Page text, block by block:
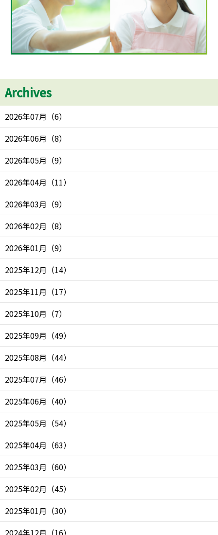
Archives
2026年07月 （6）
2026年06月 （8）
2026年05月 （9）
2026年04月 （11）
2026年03月 （9）
2026年02月 （8）
2026年01月 （9）
2025年12月 （14）
2025年11月 （17）
2025年10月 （7）
2025年09月 （49）
2025年08月 （44）
2025年07月 （46）
2025年06月 （40）
2025年05月 （54）
2025年04月 （63）
2025年03月 （60）
2025年02月 （45）
2025年01月 （30）
2024年12月 （16）